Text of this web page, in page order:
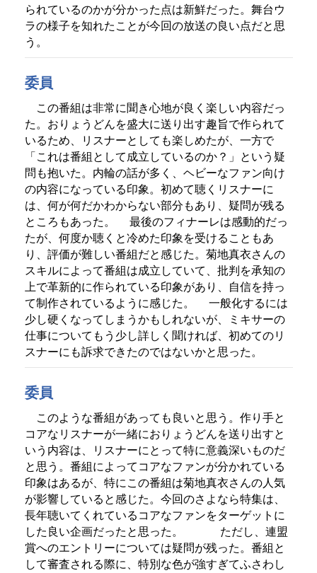
られているのかが分かった点は新鮮だった。舞台ウ
ラの様子を知れたことが今回の放送の良い点だと思
う。
委員
この番組は非常に聞き心地が良く楽しい内容だっ
た。おりょうどんを盛大に送り出す趣旨で作られて
いるため、リスナーとしても楽しめたが、一方で
「これは番組として成立しているのか？」という疑
問も抱いた。内輪の話が多く、ヘビーなファン向け
の内容になっている印象。初めて聴くリスナーに
は、何が何だかわからない部分もあり、疑問が残る
ところもあった。
最後のフィナーレは感動的だっ
たが、何度か聴くと冷めた印象を受けることもあ
り、評価が難しい番組だと感じた。菊地真衣さんの
スキルによって番組は成立していて、批判を承知の
上で革新的に作られている印象があり、自信を持っ
て制作されているように感じた。
一般化するには
少し硬くなってしまうかもしれないが、ミキサーの
仕事についてもう少し詳しく聞ければ、初めてのリ
スナーにも訴求できたのではないかと思った。
委員
このような番組があっても良いと思う。作り手と
コアなリスナーが一緒におりょうどんを送り出すと
いう内容は、リスナーにとって特に意義深いものだ
と思う。番組によってコアなファンが分かれている
印象はあるが、特にこの番組は菊地真衣さんの人気
が影響していると感じた。今回のさよなら特集は、
長年聴いてくれているコアなファンをターゲットに
した良い企画だったと思った。
ただし、連盟
賞へのエントリーについては疑問が残った。番組と
して審査される際に、特別な色が強すぎてふさわし